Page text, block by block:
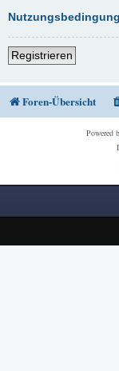
Registrieren
Foren-Übersicht
Powered